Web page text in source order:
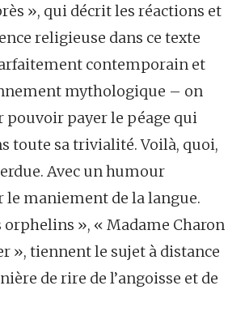
», qui décrit les réactions et
religieuse dans ce texte
contemporain et
mythologique – on
pouvoir payer le péage qui
toute sa trivialité. Voilà, quoi,
Avec un humour
le maniement de la langue.
», « Madame Charon
», tiennent le sujet à distance
de rire de l’angoisse et de